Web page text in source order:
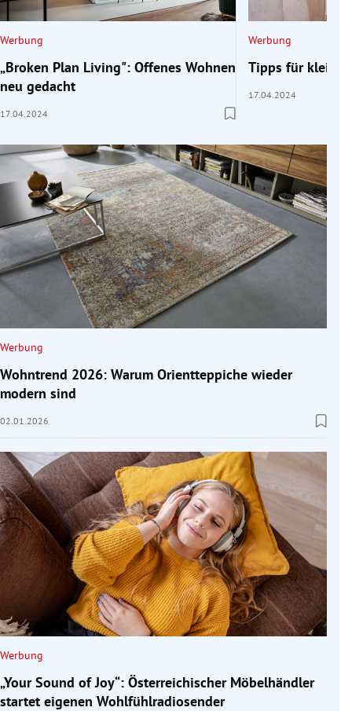
Werbung
„Broken Plan Living": Offenes Wohnen
neu gedacht
17.04.2024
Werbung
Tipps für kleine
17.04.2024
Werbung
Wohntrend 2026: Warum Orientteppiche wieder
modern sind
02.01.2026
Werbung
„Your Sound of Joy“: Österreichischer Möbelhändler
startet eigenen Wohlfühlradiosender